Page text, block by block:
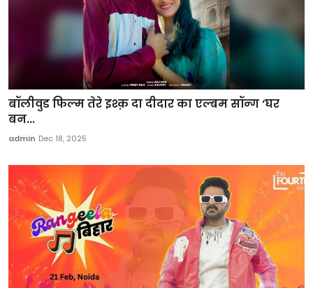
बॉलीवुड फिल्म तेरे इश्क़ दा दीदार का एल्बम सॉन्ग ‘घर
बन...
admin Dec 18, 2025